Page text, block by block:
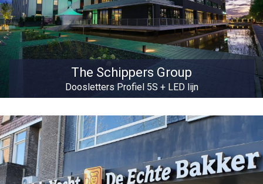
The Schippers Group
Doosletters Profiel 5S + LED lijn